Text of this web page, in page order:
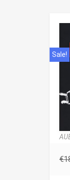
Sale!
€